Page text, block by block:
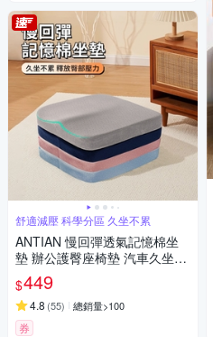
舒適減壓 科學分區 久坐不累
ANTIAN 慢回彈透氣記憶棉坐
墊 辦公護臀座椅墊 汽車久坐舒
適屁股墊 學生教室宿舍凳子墊
$449
4.8 (55) 總銷量>100
券